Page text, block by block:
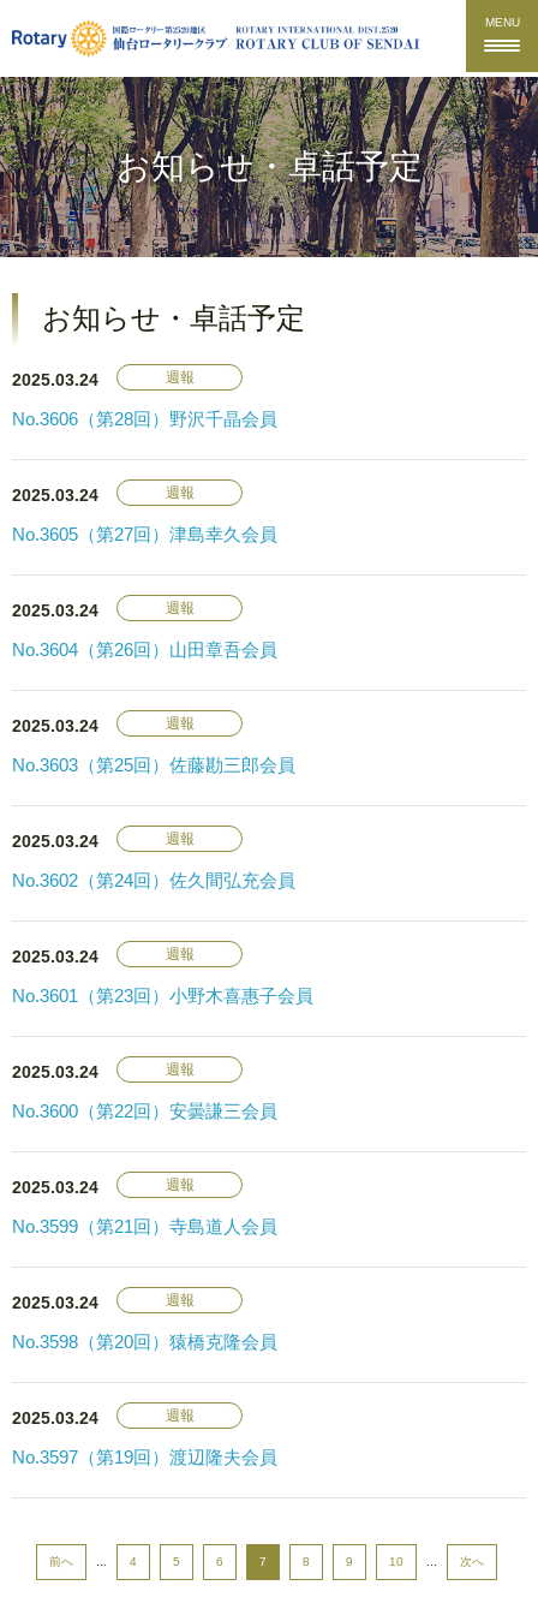
MENU
お知らせ・卓話予定
お知らせ・卓話予定
2025.03.24 週報
No.3606（第28回）野沢千晶会員
2025.03.24 週報
No.3605（第27回）津島幸久会員
2025.03.24 週報
No.3604（第26回）山田章吾会員
2025.03.24 週報
No.3603（第25回）佐藤勘三郎会員
2025.03.24 週報
No.3602（第24回）佐久間弘充会員
2025.03.24 週報
No.3601（第23回）小野木喜惠子会員
2025.03.24 週報
No.3600（第22回）安曇謙三会員
2025.03.24 週報
No.3599（第21回）寺島道人会員
2025.03.24 週報
No.3598（第20回）猿橋克隆会員
2025.03.24 週報
No.3597（第19回）渡辺隆夫会員
前へ 4 5 6 7 8 9 10 次へ